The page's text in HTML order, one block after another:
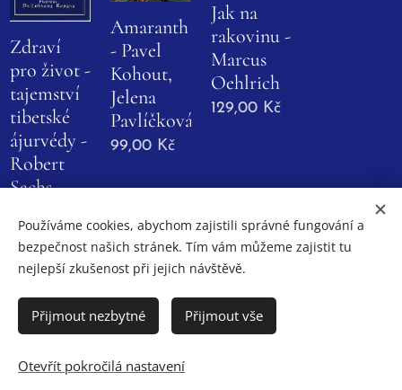
Zdraví
pro život -
tajemství
tibetské
ájurvédy -
Robert
Sachs
Amaranth
- Pavel
Kohout,
Jelena
Pavlíčková
99,00 Kč
Jak na
rakovinu -
Marcus
Oehlrich
129,00 Kč
Cookies
Čeština
Používáme cookies, abychom zajistili správné fungování a
bezpečnost našich stránek. Tím vám můžeme zajistit tu
nejlepší zkušenost při jejich návštěvě.
Přijmout nezbytné Přijmout vše
Otevřít pokročilá nastavení